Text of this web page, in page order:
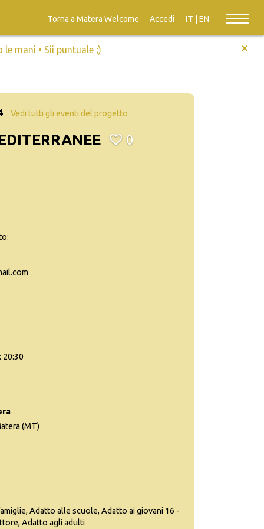
Torna a Matera Welcome Accedi IT EN
le mani • Sii puntuale ;) +
Vedi tutti gli eventi del progetto
0
20:30
(MT)
Adatto alle scuole, Adatto ai giovani 16 -
Adatto agli adulti